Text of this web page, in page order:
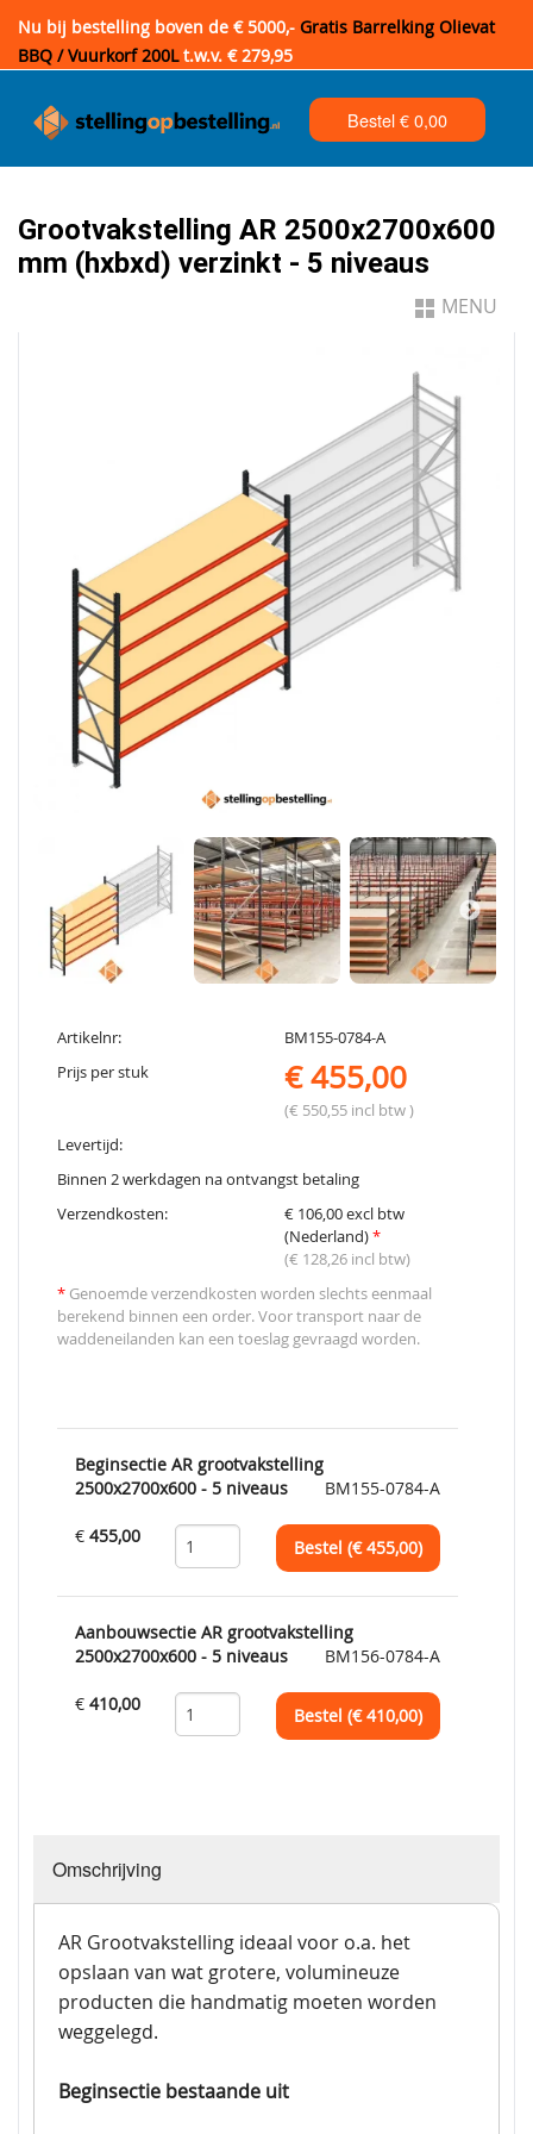
Nu bij bestelling boven de € 5000,- Gratis Barrelking Olievat
BBQ / Vuurkorf 200Lt.w.v. € 279,95
Bestel €0,00
Grootvakstelling AR 2500x2700x600
mm (hxbxd) verzinkt - 5 niveaus
MENU
Artikelnr:
BM155-0784-A
Prijs per stuk
€ 455,00
(€ 550,55 incl btw )
Levertijd:
Binnen 2 werkdagen na ontvangst betaling
Verzendkosten:
€ 106,00 excl btw
(Nederland)*
(€ 128,26 incl btw)
* Genoemde verzendkosten worden slechts eenmaal
berekend binnen een order. Voor transport naar de
waddeneilanden kan een toeslag gevraagd worden.
Beginsectie AR grootvakstelling
2500x2700x600 - 5 niveaus
BM155-0784-A
€ 455,00
Bestel (€455,00)
Aanbouwsectie AR grootvakstelling
2500x2700x600 - 5 niveaus
BM156-0784-A
€ 410,00
Bestel (€410,00)
Omschrijving
AR Grootvakstelling ideaal voor o.a. het
opslaan van wat grotere, volumineuze
producten die handmatig moeten worden
weggelegd.
Beginsectie bestaande uit